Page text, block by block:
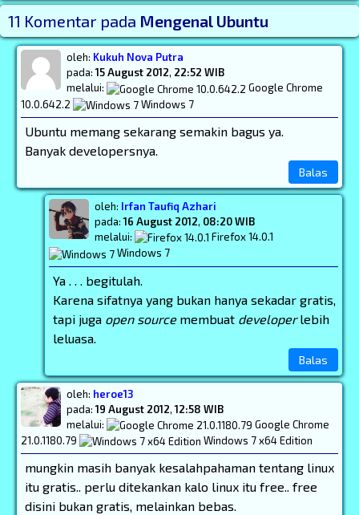
Post Widget
11 Komentar pada Mengenal Ubuntu
oleh: Kukuh Nova Putra
pada:15 August 2012, 22:52 WIB
melalui:
Google Chrome
10.0.642.2
Windows 7
Ubuntu memang sekarang semakin bagus ya.
Banyak developersnya.
Balas
oleh: Irfan Taufiq Azhari
pada:16 August 2012, 08:20 WIB
melalui:
Firefox 14.0.1
Windows 7
Ya . . . begitulah.
Karena sifatnya yang bukan hanya sekadar gratis,
tapi juga open sourcemembuat developerlebih
leluasa.
Balas
oleh: heroe13
pada:19 August 2012,12:58 WIB
melalui:
Google Chrome
21.0.1180.79
Windows 7 x64 Edition
mungkin masih banyak kesalahpahaman tentang linux
itu gratis.. perlu ditekankan kalo linux itu free.. free
disini bukan gratis, melainkan bebas.